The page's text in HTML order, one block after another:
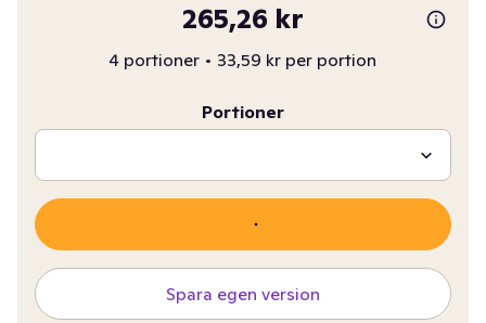
265,26 kr
4 portioner • 33,59 kr per portion
Portioner
Spara egen version